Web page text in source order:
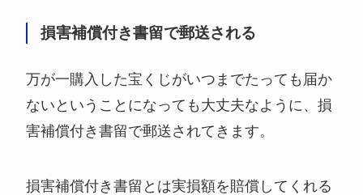
損害補償付き書留で郵送される
万が一購入した宝くじがいつまでたっても届か
ないということになっても大丈夫なように、損
害補償付き書留で郵送されてきます。
損害補償付き書留とは実損額を賠償してくれる